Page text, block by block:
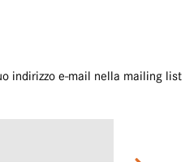
indirizzo e-mail nella mailing list